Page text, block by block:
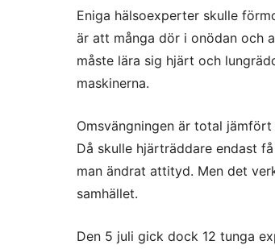
Eniga hälsoexperter skulle
är att många dör i onödan och
måste lära sig hjärt och
maskinerna.
Omsvängningen är total
Då skulle hjärträddare endast
man ändrat attityd. Men det
samhället.
Den 5 juli gick dock 12 tunga